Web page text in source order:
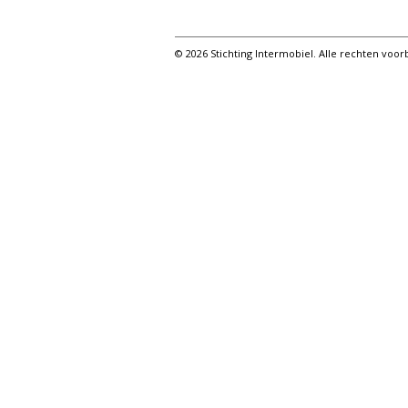
© 2026 Stichting Intermobiel. Alle rechten